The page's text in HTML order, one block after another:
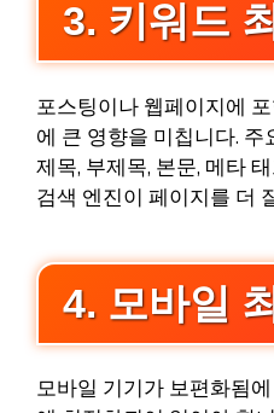
3. 키워드
포스팅이나 웹페이지에
에 큰 영향을 미칩니다.
제목, 부제목, 본문, 메타
검색 엔진이 페이지를 더
4. 모바일
모바일 기기가 보편화됨